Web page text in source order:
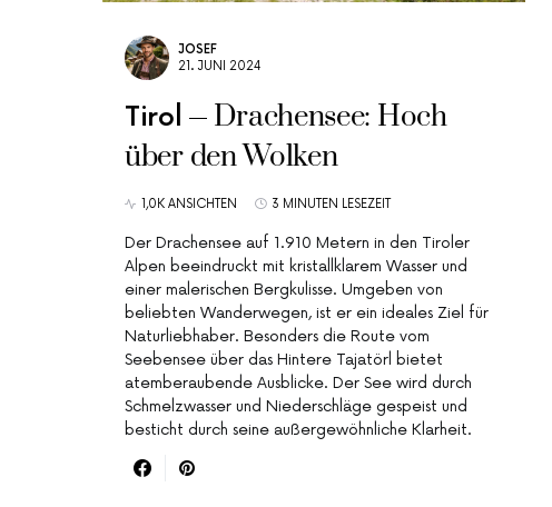
JOSEF
21. JUNI 2024
Tirol
Drachensee: Hoch
über den Wolken
1,0K ANSICHTEN 3 MINUTEN LESEZEIT
Der Drachensee auf 1.910 Metern in den Tiroler
Alpen beeindruckt mit kristallklarem Wasser und
einer malerischen Bergkulisse. Umgeben von
beliebten Wanderwegen, ist er ein ideales Ziel für
Naturliebhaber. Besonders die Route vom
Seebensee über das Hintere Tajatörl bietet
atemberaubende Ausblicke. Der See wird durch
Schmelzwasser und Niederschläge gespeist und
besticht durch seine außergewöhnliche Klarheit.